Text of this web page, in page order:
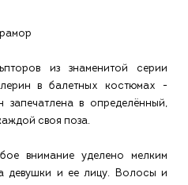
из знаменитой серии
в балетных костюмах -
в определённый,
своя поза.
внимание уделено мелким
девушки и ее лицу. Волосы и